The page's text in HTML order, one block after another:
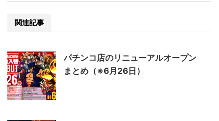
関連記事
パチンコ店のリニューアルオープン
まとめ（※6月26日）